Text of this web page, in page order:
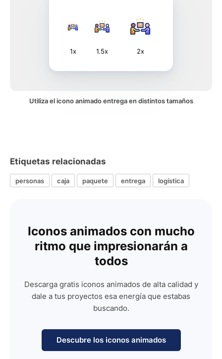
1x 1.5x 2x
Utiliza el icono animado entrega en distintos tamaños
Etiquetas relacionadas
personas caja paquete entrega logística
Iconos animados con mucho
ritmo que impresionarán a
todos
Descarga gratis iconos animados de alta calidad y
dale a tus proyectos esa energía que estabas
buscando.
Descubre los iconos animados